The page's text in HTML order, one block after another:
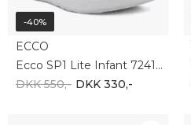
-40%
ECCO
Ecco SP1 Lite Infant 724121-01001
DKK 550,- DKK 330,-